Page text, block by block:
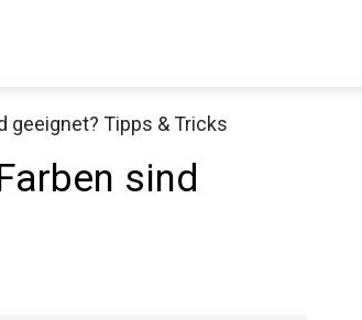
geeignet? Tipps & Tricks
sind